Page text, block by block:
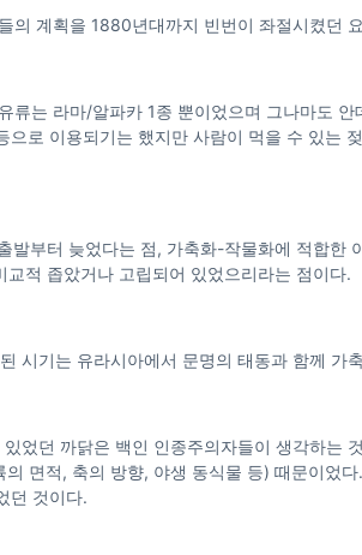
의 계획을 1880년대까지 빈번이 좌절시켰던
류는 라마/알파카 1종 뿐이었으며 그나마도
으로 이용되기는 했지만 사람이 먹을 수 있는
발부터 늦었다는 점, 가축화-작물화에 적합한
적 좁았거나 고립되어 있었으리라는 점이다.
시기는 유라시아에서 문명의 태동과 함께 가
었던 까닭은 백인 인종주의자들이 생각하는
면적, 축의 방향, 야생 동식물 등) 때문이었
던 것이다.